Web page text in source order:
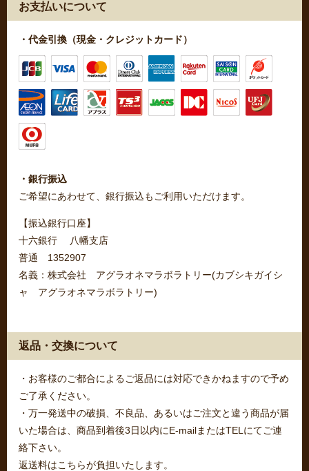
お支払いについて
・代金引換（現金・クレジットカード）
・銀行振込
ご希望にあわせて、銀行振込もご利用いただけます。
【振込銀行口座】
十六銀行 八幡支店
普通 1352907
名義：株式会社 アグラオネマラボラトリー(カブシキガイシ
ャ アグラオネマラボラトリー)
返品・交換について
・お客様のご都合によるご返品には対応できかねますので予め
ご了承ください。
・万一発送中の破損、不良品、あるいはご注文と違う商品が届
いた場合は、商品到着後3日以内にE-mailまたはTELにてご連
絡下さい。
返送料はこちらが負担いたします。